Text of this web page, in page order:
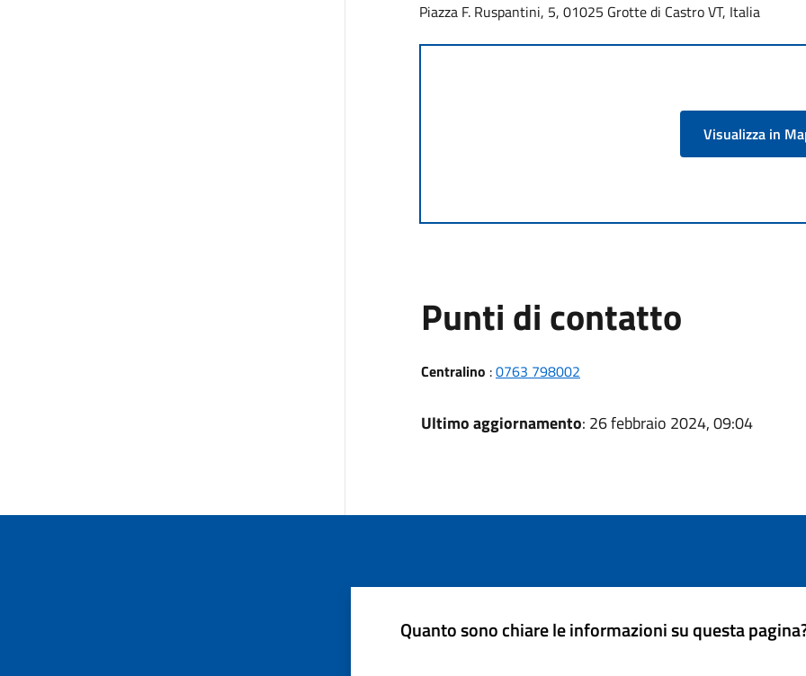
Piazza F. Ruspantini, 5, 01025 Grotte di Castro VT, Italia
Visualizza in
Punti di contatto
Centralino :0763 798002
Ultimo aggiornamento: 26 febbraio 2024, 09:04
Quanto sono chiare le informazioni su questa